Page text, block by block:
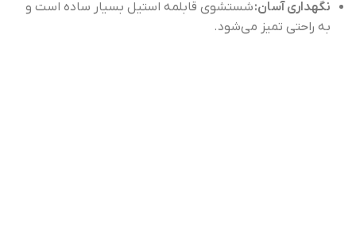
نگهداری آسان:شستشوی قابلمه استیل بسیار ساده است و
به راحتی تمیز می‌شود.